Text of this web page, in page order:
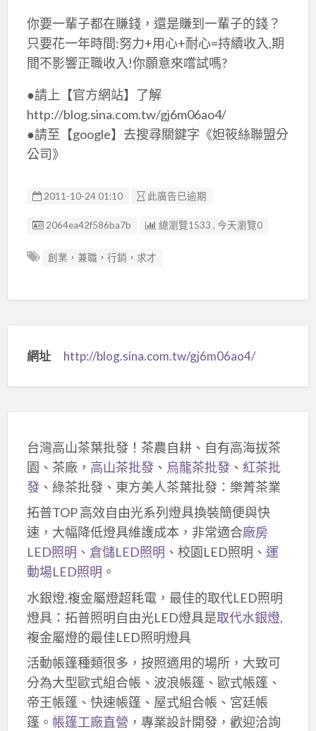
你要一輩子都在賺錢，還是賺到一輩子的錢？
只要花一年時間:努力+用心+耐心=持續收入,期
間不影響正職收入!你願意來嚐試嗎?
●請上【官方網站】了解
http://blog.sina.com.tw/gj6m06ao4/
●請至【google】去搜尋關鍵字《妲筱絲聯盟分
公司》
2011-10-24 01:10 此廣告已逾期
廣告编號
2064ea42f586ba7b 總瀏覽1533 , 今天瀏覽0
創業，兼職，行銷，求才
網址 http://blog.sina.com.tw/gj6m06ao4/
台灣高山茶葉批發！茶農自耕、自有高海拔茶
園、茶廠， 高山茶批發、 烏龍茶批發、 紅茶批
發、綠茶批發、東方美人茶葉批發：樂菁茶業
拓普TOP 高效自由光系列燈具換裝簡便與快
速，大幅降低燈具維護成本，非常適合廠房
LED照明 、 倉儲LED照明 、校園LED照明、 運
動場LED照明 。
水銀燈,複金屬燈超耗電，最佳的取代LED照明
燈具：拓普照明自由光LED燈具是取代水銀燈,
複金屬燈的最佳LED照明燈具
活動帳篷種類很多，按照適用的場所，大致可
分為大型歐式組合帳、波浪帳篷、歐式帳篷、
帝王帳篷、快速帳篷、屋式組合帳、宮廷帳
篷。 帳篷工廠直營 ，專業設計開發，歡迎洽詢